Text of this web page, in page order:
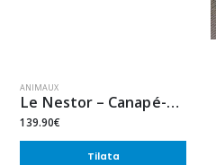
ANIMAUX
Le Nestor – Canapé-Lit
139.90€
Tilata